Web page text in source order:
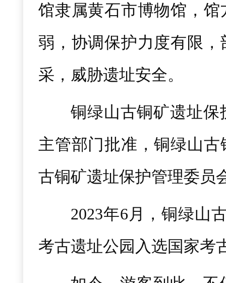
馆隶属黄石市博物馆，
弱，协调保护力度有限
采，威胁遗址安全。
铜绿山古铜矿遗址保
主管部门批准，铜绿山
古铜矿遗址保护管理委员
2023年6月，铜绿山
考古遗址公园入选国家考